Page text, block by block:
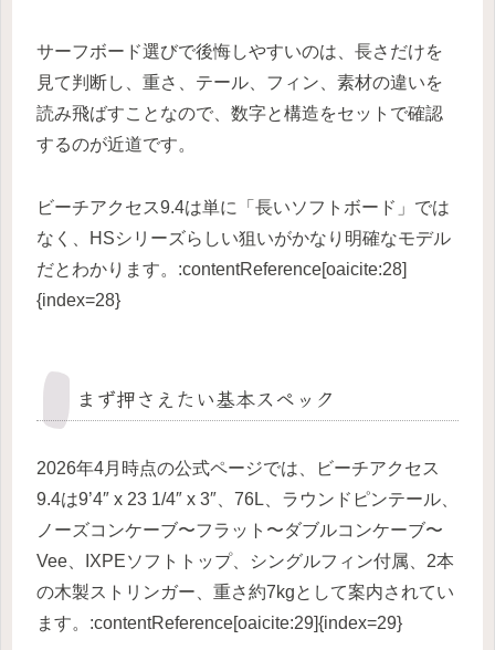
サーフボード選びで後悔しやすいのは、長さだけを
見て判断し、重さ、テール、フィン、素材の違いを
読み飛ばすことなので、数字と構造をセットで確認
するのが近道です。
ビーチアクセス9.4は単に「長いソフトボード」では
なく、HSシリーズらしい狙いがかなり明確なモデル
だとわかります。:contentReference[oaicite:28]
{index=28}
まず押さえたい基本スペック
2026年4月時点の公式ページでは、ビーチアクセス
9.4は9’4″ x 23 1/4″ x 3″、76L、ラウンドピンテール、
ノーズコンケーブ〜フラット〜ダブルコンケーブ〜
Vee、IXPEソフトトップ、シングルフィン付属、2本
の木製ストリンガー、重さ約7kgとして案内されてい
ます。:contentReference[oaicite:29]{index=29}